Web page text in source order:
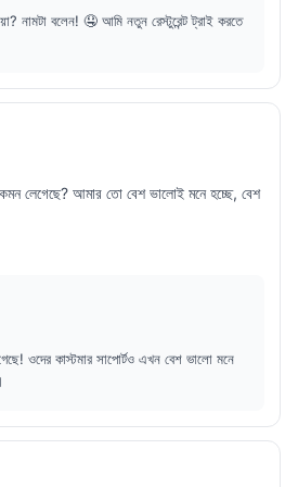
নামটা বলেন! 🤤 আমি নতুন রেস্টুরেন্ট ট্রাই করতে
লেগেছে? আমার তো বেশ ভালোই মনে হচ্ছে, বেশ
ওদের কাস্টমার সাপোর্টও এখন বেশ ভালো মনে